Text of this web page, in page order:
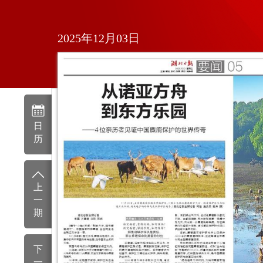
日
历
上
一
期
下
2025年12月03日